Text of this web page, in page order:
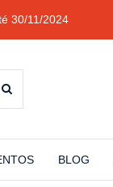
30/11/2024
BLOG